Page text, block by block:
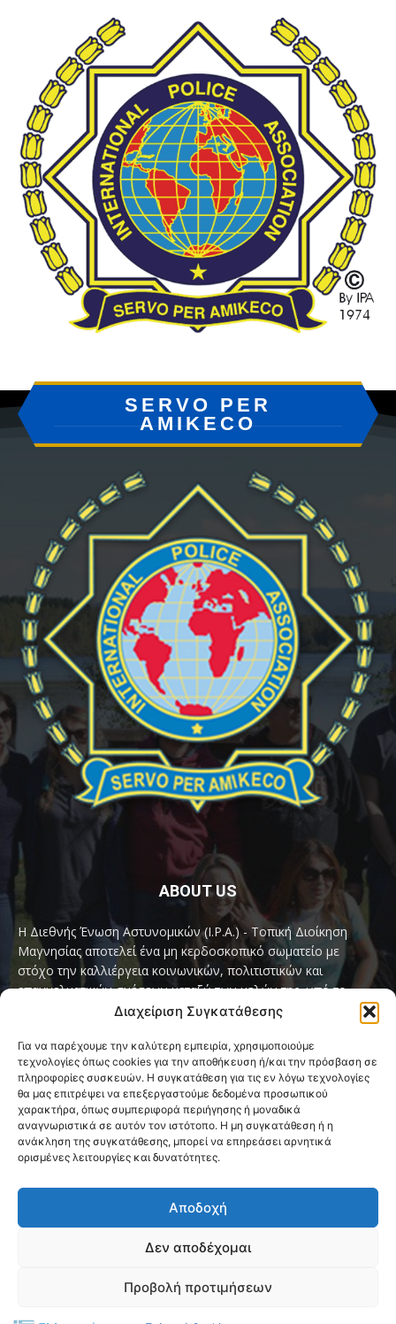
Διαχείριση Συγκατάθεσης
Για να παρέχουμε την καλύτερη εμπειρία, χρησιμοποιούμε
τεχνολογίες όπως cookies για την αποθήκευση ή/και την πρόσβαση σε
πληροφορίες συσκευών. Η συγκατάθεση για τις εν λόγω τεχνολογίες
θα μας επιτρέψει να επεξεργαστούμε δεδομένα προσωπικού
χαρακτήρα, όπως συμπεριφορά περιήγησης ή μοναδικά
αναγνωριστικά σε αυτόν τον ιστότοπο. Η μη συγκατάθεση ή η
ανάκληση της συγκατάθεσης, μπορεί να επηρεάσει αρνητικά
ορισμένες λειτουργίες και δυνατότητες.
Αποδοχή
Δεν αποδέχομαι
Προβολή προτιμήσεων
SERVO PER
AMIKECO
ABOUT US
Η Διεθνής Ένωση Αστυνομικών (I.P.A.) - Τοπική Διοίκηση
Μαγνησίας αποτελεί ένα μη κερδοσκοπικό σωματείο με
στόχο την καλλιέργεια κοινωνικών, πολιτιστικών και
επαγγελματικών σχέσεων μεταξύ των μελών της, υπό το
παγκόσμιο σύνθημα «Servo per Amikeco» (Υπηρετώ δια της
Contact us:ipamagnesia@gmail.com
FOLLOW US
@2026 I.P.A. Magnesia by paggus